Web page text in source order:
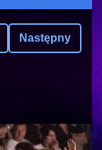
Następny